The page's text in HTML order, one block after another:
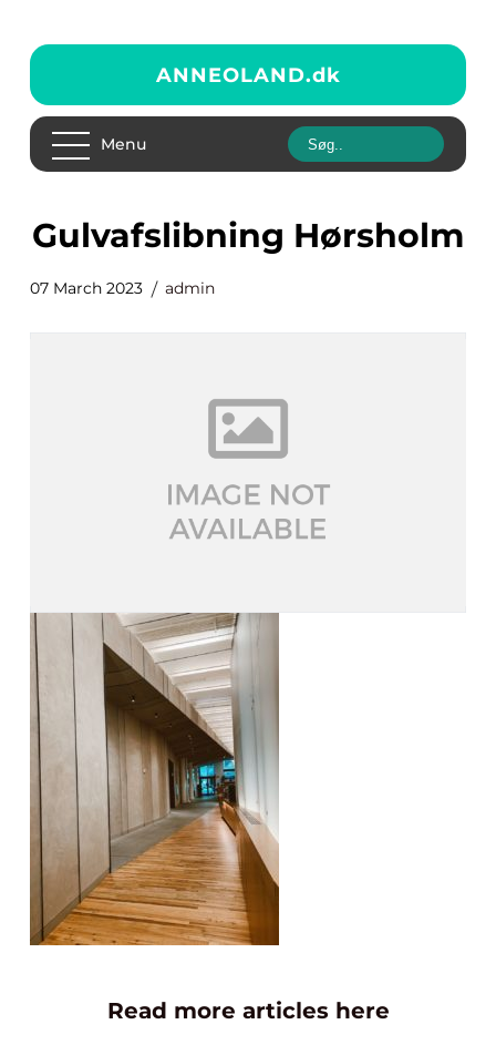
ANNEOLAND.dk
Menu
gulvafslibning Hørsholm
07 March 2023 admin
Read more articles here